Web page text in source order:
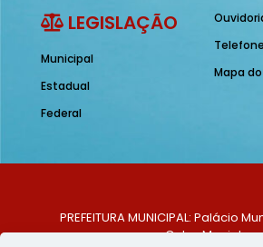
LEGISLAÇÃO
Municipal
Estadual
Federal
Mapa
PREFEITURA MUNICIPAL: Palácio
Celso Maciel